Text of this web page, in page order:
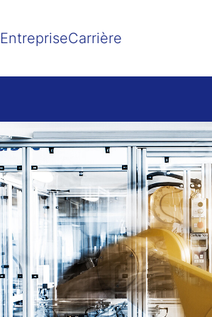
EntrepriseCarrière